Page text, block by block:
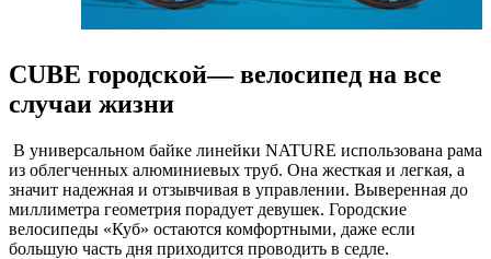
CUBE городской— велосипед на все
случаи жизни
В универсальном байке линейки NATURE использована рама
из облегченных алюминиевых труб. Она жесткая и легкая, а
значит надежная и отзывчивая в управлении. Выверенная до
миллиметра геометрия порадует девушек. Городские
велосипеды «Куб» остаются комфортными, даже если
большую часть дня приходится проводить в седле.